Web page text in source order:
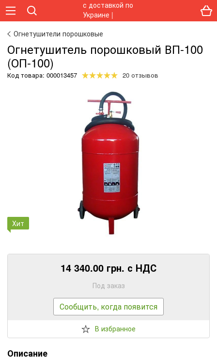
Огнетушители порошковые
Огнетушитель порошковый ВП-100
(ОП-100)
Код товара: 000013457 20 отзывов
Хит
14 340.00 грн. с НДС
Под заказ
Сообщить, когда появится
В избранное
Описание